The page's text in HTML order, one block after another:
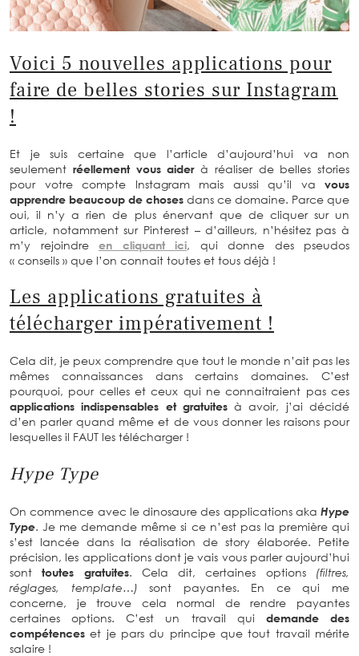
Voici 5 nouvelles applications pour
faire de belles stories sur Instagram
!
Et je suis certaine que l’article d’aujourd’hui va non
seulement réellement vous aiderà réaliser de belles stories
pour votre compte Instagram mais aussi qu’il va vous
apprendre beaucoup de choses dans ce domaine. Parce que
oui, il n’y a rien de plus énervant que de cliquer sur un
article, notamment sur Pinterest – d’ailleurs, n’hésitez pas à
m’y rejoindre en cliquant ici, qui donne des pseudos
« conseils » que l’on connait toutes et tous déjà !
Les applications gratuites à
télécharger impérativement !
Cela dit, je peux comprendre que tout le monde n’ait pas les
mêmes connaissances dans certains domaines. C’est
pourquoi, pour celles et ceux qui ne connaitraient pas ces
applications indispensables et gratuitesà avoir, j’ai décidé
d’en parler quand même et de vous donner les raisons pour
lesquelles il FAUT les télécharger !
Hype Type
On commence avec le dinosaure des applications aka Hype
Type. Je me demande même si ce n’est pas la première qui
s’est lancée dans la réalisation de story élaborée. Petite
précision, les applications dont je vais vous parler aujourd’hui
sonttoutes gratuites. Cela dit, certaines options (filtres,
réglages, template…) sont payantes. En ce qui me
concerne, je trouve cela normal de rendre payantes
certaines options. C’est un travail qui demande des
compétences et je pars du principe que tout travail mérite
salaire !